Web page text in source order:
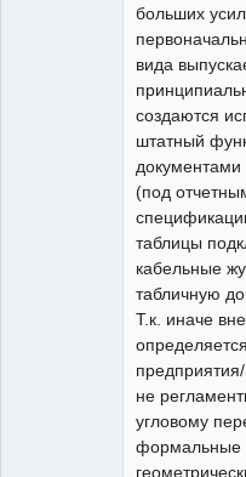
больших
вида
создаются
штатный
документами
(под
таблицы
кабельные
табличную
Т.к. иначе
предприятия/
не
угловому
формальные